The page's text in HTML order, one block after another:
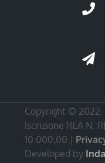


Copyright © 2022.
Iscrizione REA N.
10.000,00 |
Developed by